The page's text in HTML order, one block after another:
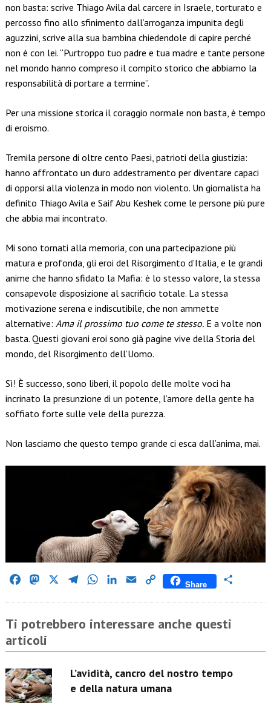
non basta: scrive Thiago Avila dal carcere in Israele, torturato e
percosso fino allo sfinimento dall’arroganza impunita degli
aguzzini, scrive alla sua bambina chiedendole di capire perché
non è con lei. “Purtroppo tuo padre e tua madre e tante persone
nel mondo hanno compreso il compito storico che abbiamo la
responsabilità di portare a termine”.
Per una missione storica il coraggio normale non basta, è tempo
di eroismo.
Tremila persone di oltre cento Paesi, patrioti della giustizia:
hanno affrontato un duro addestramento per diventare capaci
di opporsi alla violenza in modo non violento. Un giornalista ha
definito Thiago Avila e Saif Abu Keshek come le persone più pure
che abbia mai incontrato.
Mi sono tornati alla memoria, con una partecipazione più
matura e profonda, gli eroi del Risorgimento d’Italia, e le grandi
anime che hanno sfidato la Mafia: è lo stesso valore, la stessa
consapevole disposizione al sacrificio totale. La stessa
motivazione serena e indiscutibile, che non ammette
alternative: Ama il prossimo tuo come te stesso.E a volte non
basta. Questi giovani eroi sono già pagine vive della Storia del
mondo, del Risorgimento dell’Uomo.
Sì! È successo, sono liberi, il popolo delle molte voci ha
incrinato la presunzione di un potente, l’amore della gente ha
soffiato forte sulle vele della purezza.
Non lasciamo che questo tempo grande ci esca dall’anima, mai.
FacebookMastodon TelegramWhatsAppLinkedIn
Email Copy
Share
Ti potrebbero interessare anche questi
articoli
L’avidità, cancro del nostro tempo
e della natura umana